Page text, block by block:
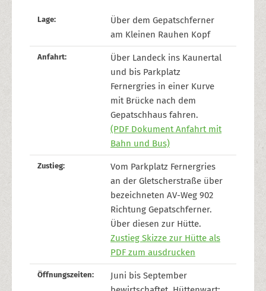
Lage:
Über dem Gepatschferner
am Kleinen Rauhen Kopf
Anfahrt:
Über Landeck ins Kaunertal
und bis Parkplatz
Fernergries in einer Kurve
mit Brücke nach dem
Gepatschhaus fahren.
(PDF Dokument Anfahrt mit
Bahn und Bus)
Zustieg:
Vom Parkplatz Fernergries
an der Gletscherstraße über
bezeichneten AV-Weg 902
Richtung Gepatschferner.
Über diesen zur Hütte.
Zustieg Skizze zur Hütte als
PDF zum ausdrucken
Öffnungszeiten:
Juni bis September